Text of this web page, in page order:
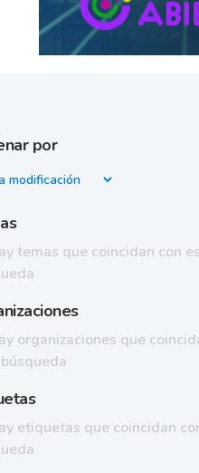
por
temas que coincidan con
organizaciones que
etiquetas que coincidan